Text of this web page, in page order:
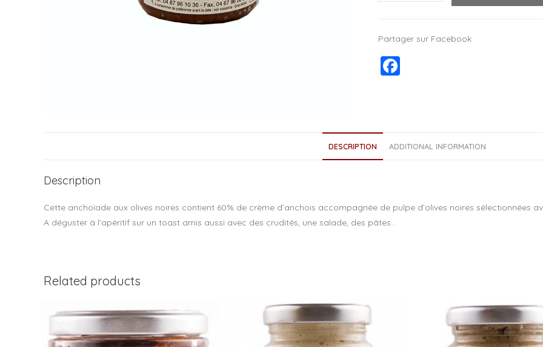
Partager sur Facebook
b
k
DESCRIPTION ADDITIONAL INFORMATION
Description
Cette anchoïade aux olives noires contient 60% de crème d’anchois accompagnée de pulpe d’olives noires sélectionnées
A déguster à l’apéritif sur un toast amis aussi avec des crudités, une salade, des pâtes…
Related products